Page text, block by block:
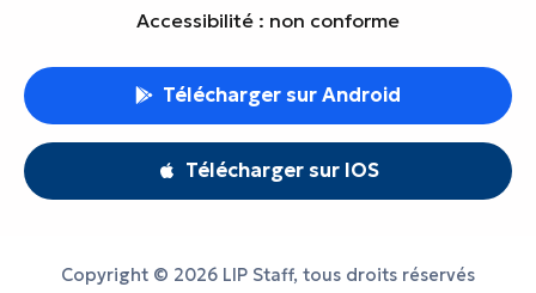
Accessibilité : non conforme
Télécharger sur Android
Télécharger sur IOS
Copyright © 2026 LIP Staff, tous droits réservés